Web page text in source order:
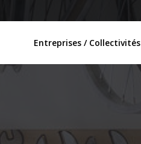
Entreprises / Collectivités